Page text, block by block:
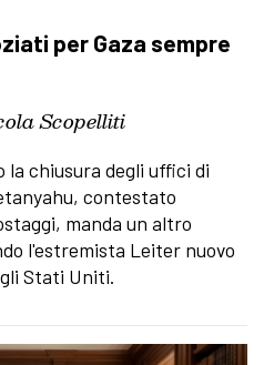
per Gaza sempre
Scopelliti
la chiusura degli uffici di
contestato
manda un altro
l'estremista Leiter nuovo
Stati Uniti.